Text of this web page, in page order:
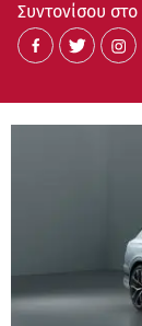
Συντονίσου